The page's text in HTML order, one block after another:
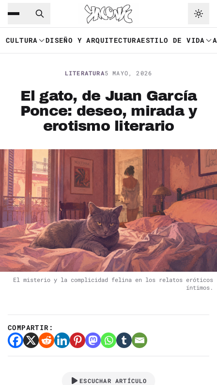
Saltar al contenido principal
CULTURA DISEÑO Y ARQUITECTURAESTILO DE VIDA
LITERATURA5 MAYO, 2026
El gato, de Juan García
Ponce: deseo, mirada y
erotismo literario
El misterio y la complicidad felina en los relatos eróticos
íntimos.
COMPARTIR:
ESCUCHAR ARTÍCULO